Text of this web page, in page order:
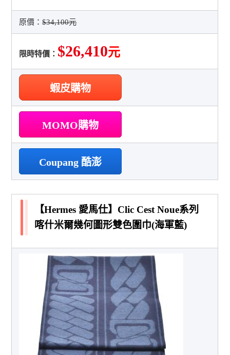
原價：$34,100元
限時特價： $26,410元
蝦皮購物
MOMO購物
Coupang 酷澎
【Hermes 愛馬仕】Clic Cest Noue系列
喀什米爾幾何圖形雙色圍巾(海軍藍)